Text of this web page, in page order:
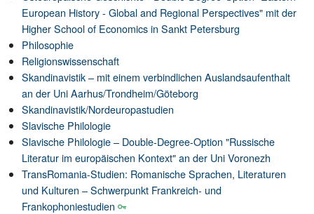
European History - Global and Regional Perspectives" mit der
Higher School of Economics in Sankt Petersburg
Philosophie
Religionswissenschaft
Skandinavistik – mit einem verbindlichen Auslandsaufenthalt
an der Uni Aarhus/Trondheim/Göteborg
Skandinavistik/Nordeuropastudien
Slavische Philologie
Slavische Philologie – Double-Degree-Option "Russische
Literatur im europäischen Kontext" an der Uni Voronezh
TransRomania-Studien: Romanische Sprachen, Literaturen
und Kulturen – Schwerpunkt Frankreich- und
Frankophoniestudien